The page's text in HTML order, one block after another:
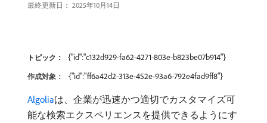
最終更新日： 2025年10月14日
トピック： {"id":"c132d929-fa62-4271-803e-b823be07b914"}
作成対象： {"id":"ff6a42d2-313e-452e-93a6-792e4fad9ff8"}
Algoliaは、企業が迅速かつ適切でカスタマイズ可
能な検索エクスペリエンスを提供できるようにす